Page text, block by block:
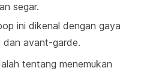
segar.
ini dikenal dengan gaya
dan avant-garde.
tentang menemukan